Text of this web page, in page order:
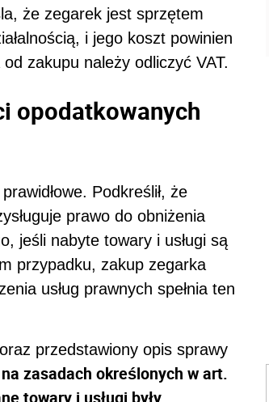
że zegarek jest sprzętem
i jego koszt powinien
zakupu należy odliczyć VAT.
opodatkowanych
Podkreślił, że
prawo do obniżenia
jeśli nabyte towary i usługi są
przypadku, zakup zegarka
usług prawnych spełnia ten
przedstawiony opis sprawy
zasadach określonych w art.
towary i usługi były